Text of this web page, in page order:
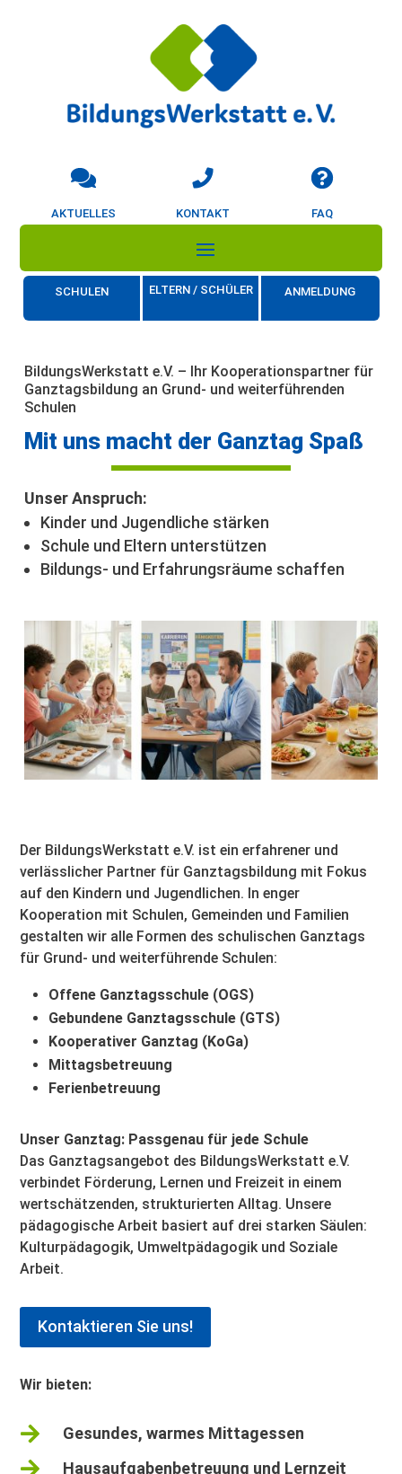
FAQ
KONTAKT
AKTUELLES
ANMELDUNG
ELTERN / SCHÜLER
SCHULEN
BildungsWerkstatt e.V. – Ihr Kooperationspartner für
Ganztagsbildung an Grund- und weiterführenden
Schulen
Mit uns macht der Ganztag Spaß
Unser Anspruch:
Kinder und Jugendliche stärken
Schule und Eltern unterstützen
Bildungs- und Erfahrungsräume schaffen
Der BildungsWerkstatt e.V. ist ein erfahrener und
verlässlicher Partner für Ganztagsbildung mit Fokus
auf den Kindern und Jugendlichen. In enger
Kooperation mit Schulen, Gemeinden und Familien
gestalten wir alle Formen des schulischen Ganztags
für Grund- und weiterführende Schulen:
Offene Ganztagsschule (OGS)
Gebundene Ganztagsschule (GTS)
Kooperativer Ganztag (KoGa)
Mittagsbetreuung
Ferienbetreuung
Unser Ganztag: Passgenau für jede Schule
Das Ganztagsangebot des BildungsWerkstatt e.V.
verbindet Förderung, Lernen und Freizeit in einem
wertschätzenden, strukturierten Alltag. Unsere
pädagogische Arbeit basiert auf drei starken Säulen:
Kulturpädagogik, Umweltpädagogik und Soziale
Arbeit.
Kontaktieren Sie uns!
Wir bieten:
 Gesundes, warmes Mittagessen
 Hausaufgabenbetreuung und Lernzeit